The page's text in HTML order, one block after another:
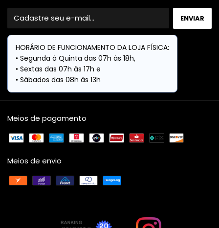
Meios de pagamento
Meios de envio